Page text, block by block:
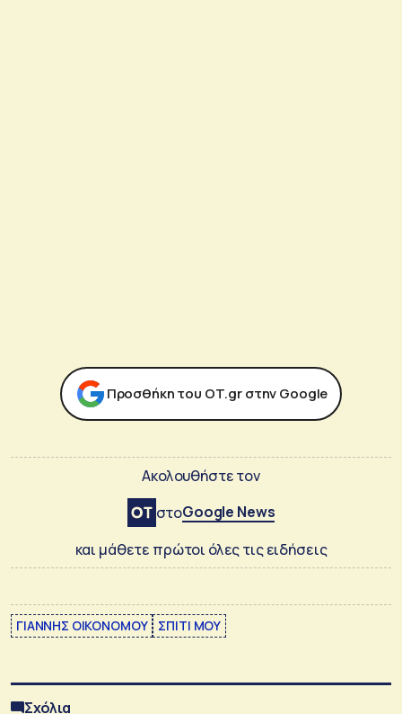
Προσθήκη του ΟΤ.gr στην Google
Ακολουθήστε τον
στοGoogle News
και μάθετε πρώτοι όλες τις ειδήσεις
ΓΙΑΝΝΗΣ ΟΙΚΟΝΟΜΟΥ ΣΠΙΤΙ ΜΟΥ
Σχόλια